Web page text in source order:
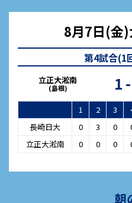
8月7日(金)
第4試合(1
立正大淞南
(島根) 1
1 2 3
長崎日大
0 3 0
立正大淞南
0 0 0
朝